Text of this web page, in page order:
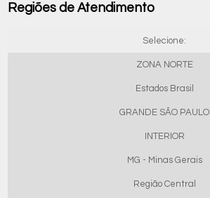
Regiões de Atendimento
Selecione:
ZONA NORTE
Estados Brasil
GRANDE SÃO PAULO
INTERIOR
MG - Minas Gerais
Região Central